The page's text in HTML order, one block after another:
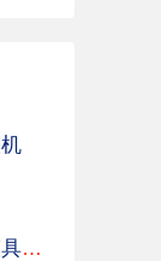
各类塑胶玩具公仔模具制作、 模具加工